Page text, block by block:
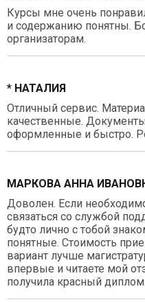
Курсы мне очень
и содержанию понятны.
организаторам.
* НАТАЛИЯ
Отличный сервис.
качественные.
оформленные и быстро.
МАРКОВА АННА
Доволен. Если
связаться со службой
будто лично с тобой
понятные. Стоимость
вариант лучше
впервые и читаете мой
получила красный диплом.